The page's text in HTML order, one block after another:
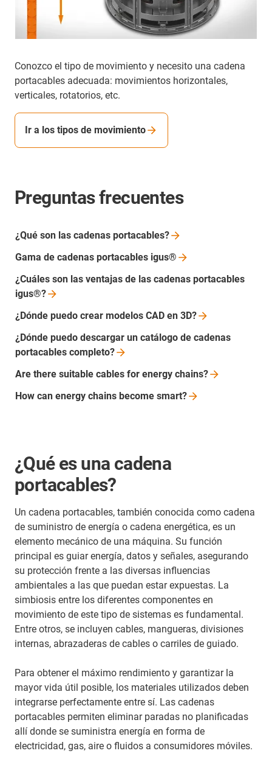
Conozco el tipo de movimiento y necesito una cadena
portacables adecuada: movimientos horizontales,
verticales, rotatorios, etc.
Ir a los tipos de movimiento
Preguntas frecuentes
¿Qué son las cadenas portacables?
Gama de cadenas portacables igus®
¿Cuáles son las ventajas de las cadenas portacables
igus®?
¿Dónde puedo crear modelos CAD en 3D?
¿Dónde puedo descargar un catálogo de cadenas
portacables completo?
Are there suitable cables for energy chains?
How can energy chains become smart?
¿Qué es una cadena
portacables?
Un cadena portacables, también conocida como cadena
de suministro de energía o cadena energética, es un
elemento mecánico de una máquina. Su función
principal es guiar energía, datos y señales, asegurando
su protección frente a las diversas influencias
ambientales a las que puedan estar expuestas. La
simbiosis entre los diferentes componentes en
movimiento de este tipo de sistemas es fundamental.
Entre otros, se incluyen cables, mangueras, divisiones
internas, abrazaderas de cables o carriles de guiado.
Para obtener el máximo rendimiento y garantizar la
mayor vida útil posible, los materiales utilizados deben
integrarse perfectamente entre sí. Las cadenas
portacables permiten eliminar paradas no planificadas
allí donde se suministra energía en forma de
electricidad, gas, aire o fluidos a consumidores móviles.